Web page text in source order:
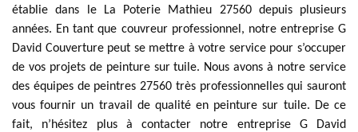
établie dans le La Poterie Mathieu 27560 depuis plusieurs
années. En tant que couvreur professionnel, notre entreprise G
David Couverture peut se mettre à votre service pour s’occuper
de vos projets de peinture sur tuile. Nous avons à notre service
des équipes de peintres 27560 très professionnelles qui sauront
vous fournir un travail de qualité en peinture sur tuile. De ce
fait, n’hésitez plus à contacter notre entreprise G David